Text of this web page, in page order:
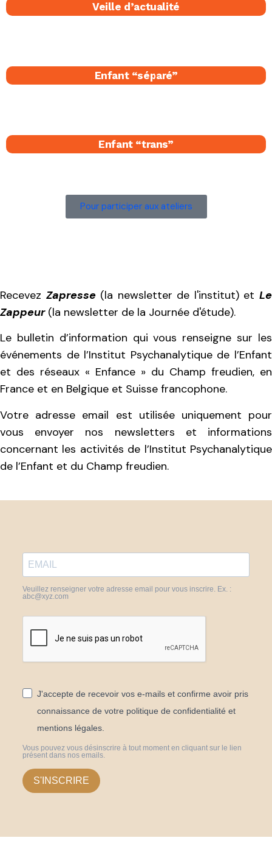
Veille d’actualité
Enfant “séparé​”
Enfant “trans”
Pour participer aux ateliers
Recevez Zapresse(la newsletter de l'institut) etLe
Zappeur(la newsletter de la Journée d'étude).
Le bulletin d’information qui vous renseigne sur les
événements de l’Institut Psychanalytique de l’Enfant
et des réseaux « Enfance » du Champ freudien, en
France et en Belgique et Suisse francophone.
Votre adresse email est utilisée uniquement pour
vous envoyer nos newsletters et informations
concernant les activités de l’Institut Psychanalytique
de l’Enfant et du Champ freudien.
Veuillez renseigner votre adresse email pour vous inscrire. Ex. :
abc@xyz.com
J'accepte de recevoir vos e-mails et confirme avoir pris
connaissance de votre politique de confidentialité et
mentions légales.
Vous pouvez vous désinscrire à tout moment en cliquant sur le lien
présent dans nos emails.
S'INSCRIRE